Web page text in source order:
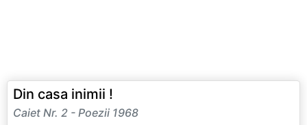
Din casa inimii !
Caiet Nr. 2 - Poezii 1968